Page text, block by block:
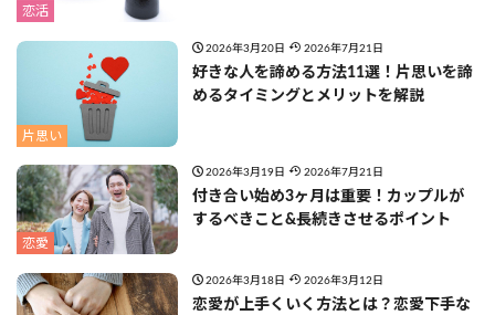
恋活
片思い
2026年3月20日 2026年7月21日
好きな人を諦める方法11選！片思いを諦
めるタイミングとメリットを解説
恋愛
2026年3月19日 2026年7月21日
付き合い始め3ヶ月は重要！カップルが
するべきこと&長続きさせるポイント
2026年3月18日 2026年3月12日
恋愛が上手くいく方法とは？恋愛下手な